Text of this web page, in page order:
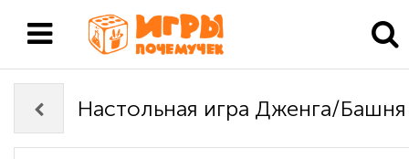
Настольная игра Дженга/